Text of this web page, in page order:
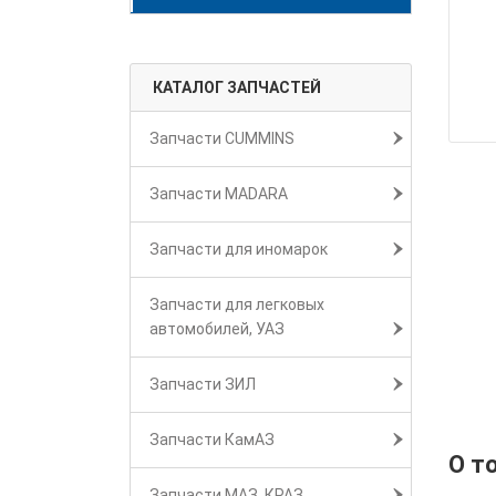
КАТАЛОГ ЗАПЧАСТЕЙ
Запчасти CUMMINS
Запчасти MADARA
Запчасти для иномарок
Запчасти для легковых
автомобилей, УАЗ
Запчасти ЗИЛ
Запчасти КамАЗ
О